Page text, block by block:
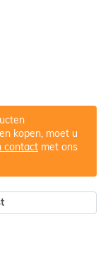
kopen, moet u
contact met ons